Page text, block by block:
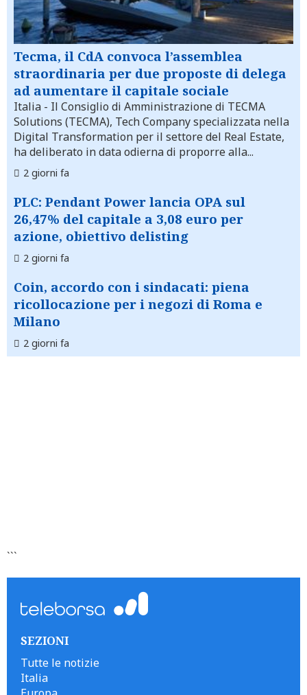
Tecma, il CdA convoca l’assemblea
straordinaria per due proposte di delega
ad aumentare il capitale sociale
Italia - Il Consiglio di Amministrazione di TECMA
Solutions (TECMA), Tech Company specializzata nella
Digital Transformation per il settore del Real Estate,
ha deliberato in data odierna di proporre alla...
2 giorni fa
PLC: Pendant Power lancia OPA sul
26,47% del capitale a 3,08 euro per
azione, obiettivo delisting
2 giorni fa
Coin, accordo con i sindacati: piena
ricollocazione per i negozi di Roma e
Milano
2 giorni fa
```
SEZIONI
Tutte le notizie
Italia